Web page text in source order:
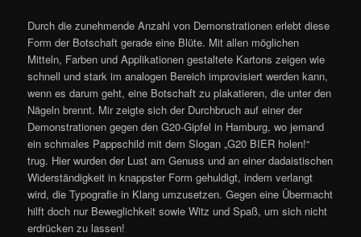
Durch die zunehmende Anzahl von Demonstrationen erlebt diese
Form der Botschaft gerade eine Blüte. Mit allen möglichen
Mitteln, Farben und Applikationen gestaltete Kartons zeigen wie
schnell und stark im analogen Bereich improvisiert werden kann,
wenn es darum geht, eine Botschaft zu plakatieren, die unter den
Nägeln brennt. Mir zeigte sich der Durchbruch auf einer der
Demonstrationen gegen den G20-Gipfel in Hamburg, wo jemand
ein schmales Pappschild mit dem Slogan „G20 BIER holen!“
trug. Hier wurden der Lust am Genuss und an einer dadaistischen
Widerständigkeit in knappster Form gehuldigt, indem verlangt
wird, die Typografie in Klang umzusetzen. Gegen eine Übermacht
hilft doch nur Beweglichkeit sowie Witz und Spaß, um sich nicht
erdrücken zu lassen!